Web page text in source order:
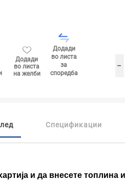
Додади
во листа
на желби
Додади
во листа
за
споредба
h
Спецификации
и да внесете